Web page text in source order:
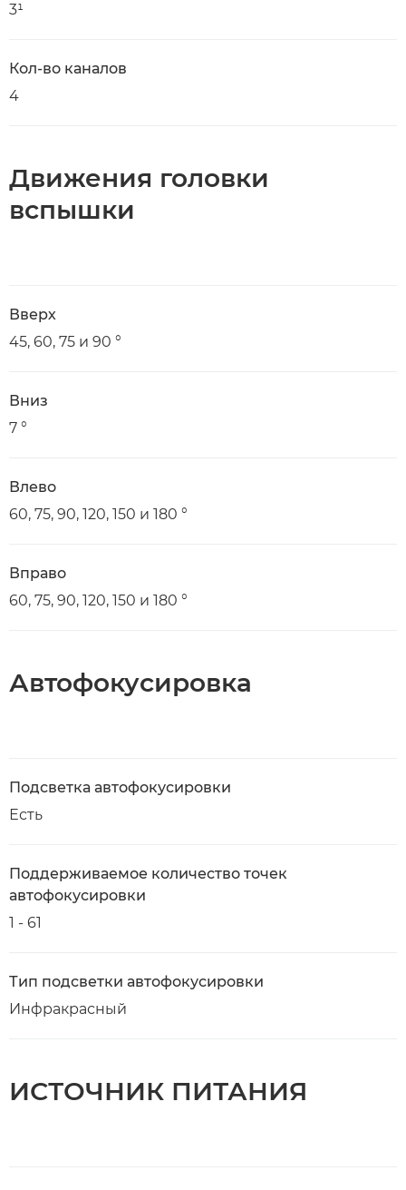
3¹
Кол-во каналов
4
Движения головки
вспышки
Вверх
45, 60, 75 и 90 °
Вниз
7 °
Влево
60, 75, 90, 120, 150 и 180 °
Вправо
60, 75, 90, 120, 150 и 180 °
Автофокусировка
Подсветка автофокусировки
Есть
Поддерживаемое количество точек
автофокусировки
1 - 61
Тип подсветки автофокусировки
Инфракрасный
ИСТОЧНИК ПИТАНИЯ